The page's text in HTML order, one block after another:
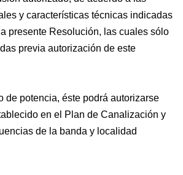
y características técnicas indicadas
presente Resolución, las cuales sólo
previa autorización de este
de potencia, éste podrá autorizarse
en el Plan de Canalización y
de la banda y localidad